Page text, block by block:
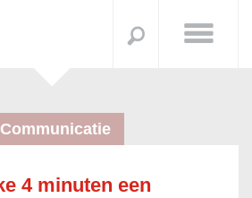
4 minuten een